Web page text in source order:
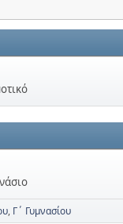
Γ΄ Γυμνασίου